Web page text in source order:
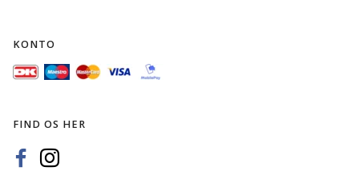
KONTO
FIND OS HER